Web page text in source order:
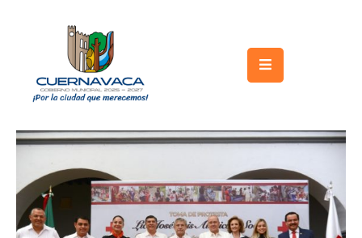
Gobierno
Turismo
Trámites
Servicios